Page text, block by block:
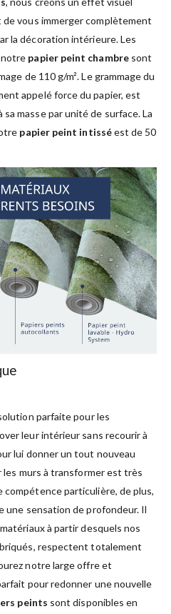
vous immerger complètement
la décoration intérieure. Les
notre papier peint chambresont
de 110 g/m². Le grammage du
appelé force du papier, est
masse par unité de surface. La
papier peint intisséest de 50
parfaite pour les
leur intérieur sans recourir à
lui donner un tout nouveau
murs à transformer est très
compétence particulière, de plus,
une sensation de profondeur. Il
à partir desquels nos
respectent totalement
notre large offre et
pour redonner une nouvelle
peints sont disponibles en